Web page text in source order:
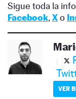
Sigue toda la
Facebook, Xo
VER